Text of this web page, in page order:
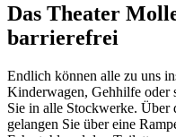
Das Theater
barrierefrei
Endlich können alle zu uns
Kinderwagen, Gehhilfe oder
Sie in alle Stockwerke. Über
gelangen Sie über eine